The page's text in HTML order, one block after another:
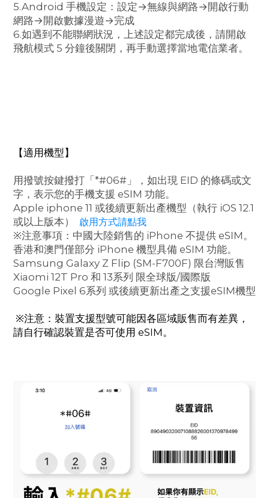
5.Android 手機設定：設定→無線與網路→開啟行動
網路→開啟數據漫遊→完成
6.如遇到不能聯網狀況，上述設定都完成後，請開啟
飛航模式 5 分鐘後關閉，再手動選擇當地電信業者。
【適用機型】
用撥號按鍵撥打「*#06#」，如出現 EID 的條碼或文
字，表示您的手機支援 eSIM 功能。
Apple iphone 11 或後續更新出產機型（執行 iOS 12.1
或以上版本） 啟用方式請點我
※注意事項：中國大陸銷售的 iPhone 不提供 eSIM。
香港和澳門僅部分 iPhone 機型具備 eSIM 功能。
Samsung Galaxy Z Flip (SM-F700F) 限台灣販售
Xiaomi 12T Pro 和 13系列 限全球版/國際版
Google Pixel 6系列 或後續更新出產之支援eSIM機型
※注意：裝置支援型號可能因各區域販售而有差異，
請自行確認裝置是否可使用 eSIM。